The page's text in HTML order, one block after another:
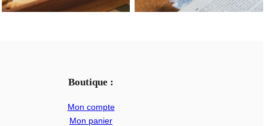
Boutique :
Mon compte
Mon panier